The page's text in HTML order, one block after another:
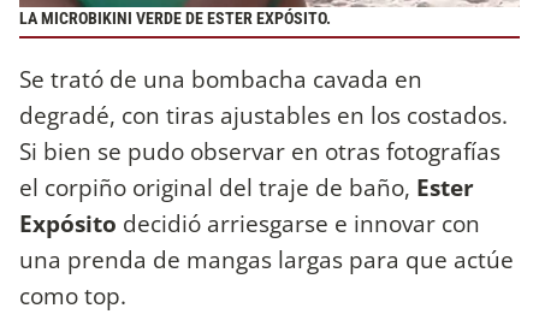
LA MICROBIKINI VERDE DE ESTER EXPÓSITO.
Se trató de una bombacha cavada en
degradé, con tiras ajustables en los costados.
Si bien se pudo observar en otras fotografías
el corpiño original del traje de baño, Ester
Expósito decidió arriesgarse e innovar con
una prenda de mangas largas para que actúe
como top.